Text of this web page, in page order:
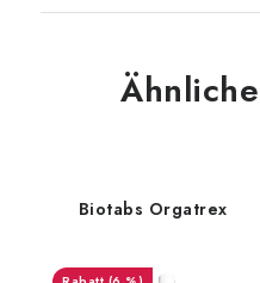
Biotabs Orgatrex